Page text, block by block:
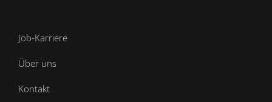
Job-Karriere
Über uns
Kontakt